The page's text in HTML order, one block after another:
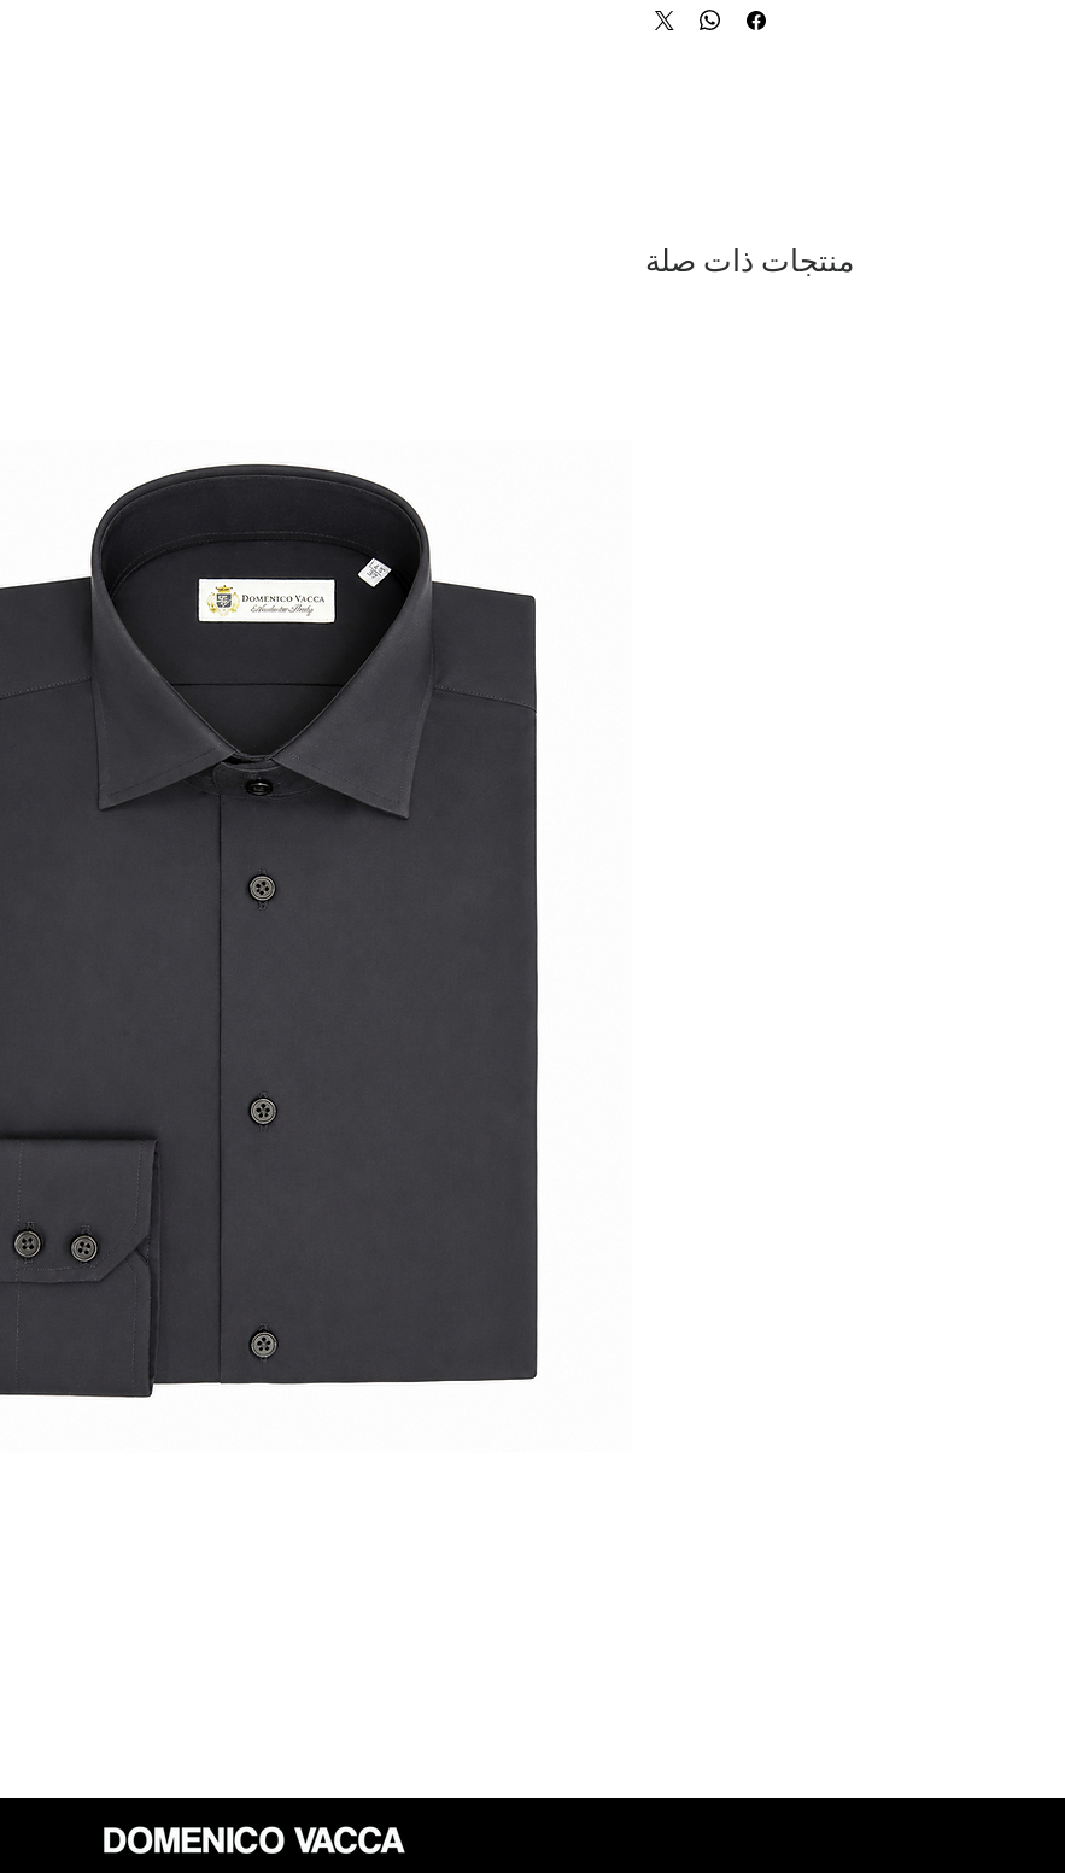
detail and quality. The classic camel color adds a
منتجات ذات صلة